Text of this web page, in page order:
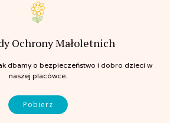
Ochrony Małoletnich
dbamy o bezpieczeństwo i dobro dzieci w
naszej placówce.
Pobierz